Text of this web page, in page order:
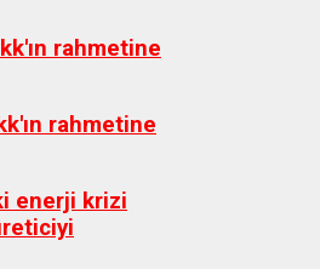
rahmetine
rahmetine
enerji krizi